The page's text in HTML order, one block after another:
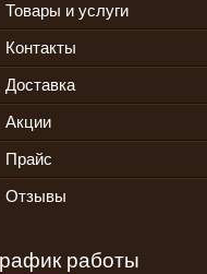
Товары и услуги
Контакты
Доставка
Акции
Прайс
Отзывы
работы